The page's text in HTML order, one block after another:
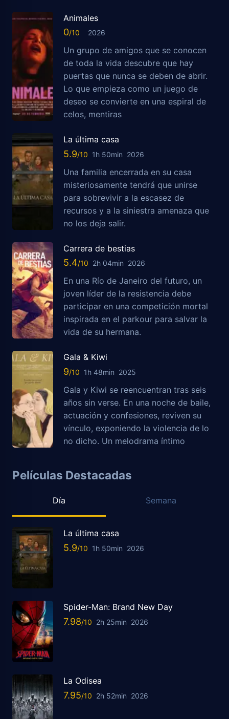
Animales
0 2026
Un grupo de amigos que se conocen
de toda la vida descubre que hay
puertas que nunca se deben de abrir.
Lo que empieza como un juego de
deseo se convierte en una espiral de
celos, mentiras
La última casa
5.9 1h 50min 2026
Una familia encerrada en su casa
misteriosamente tendrá que unirse
para sobrevivir a la escasez de
recursos y a la siniestra amenaza que
no los deja salir.
Carrera de bestias
5.4 2h 04min 2026
En una Río de Janeiro del futuro, un
joven líder de la resistencia debe
participar en una competición mortal
inspirada en el parkour para salvar la
vida de su hermana.
Gala & Kiwi
9 1h 48min 2025
Gala y Kiwi se reencuentran tras seis
años sin verse. En una noche de baile,
actuación y confesiones, reviven su
vínculo, exponiendo la violencia de lo
no dicho. Un melodrama íntimo
Películas Destacadas
Día Semana
La última casa
5.9 1h 50min 2026
Spider-Man: Brand New Day
7.98 2h 25min 2026
La Odisea
7.95 2h 52min 2026